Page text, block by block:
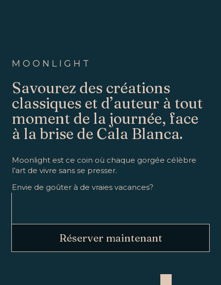
MOONLIGHT
Savourez des créations
classiques et d’auteur à tout
moment de la journée, face
à la brise de Cala Blanca.
Moonlight est ce coin où chaque gorgée célèbre
l’art de vivre sans se presser.
Envie de goûter à de vraies vacances?
Réserver maintenant